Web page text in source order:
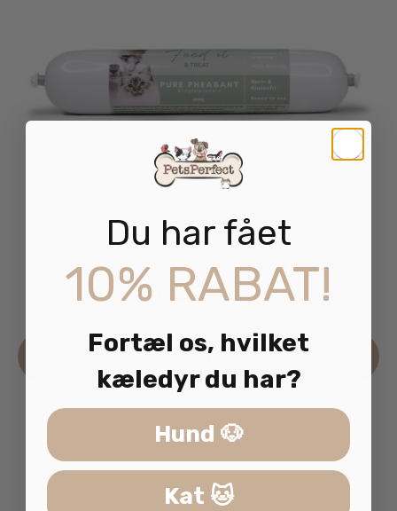
Feed ‘It & Treat Pure Pheasant 800g
69.95 kr.inkl. moms
Læs mere
Du har fået
10% RABAT!
Fortæl os, hvilket
kæledyr du har?
Hund 🐶
Kat 🐱